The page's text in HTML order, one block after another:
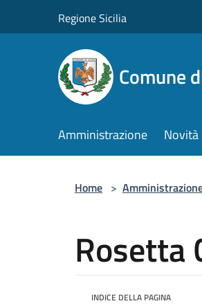
Regione Sicilia
Comune
Amministrazione Novità
Home >
Rosetta
INDICE DELLA PAGINA